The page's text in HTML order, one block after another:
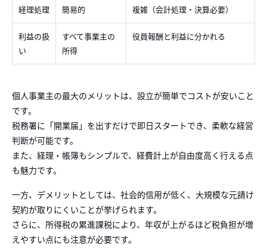
経理処理 簡易的 複雑（会計処理・決算必要）
利益の扱
い
すべて事業主の
所得
役員報酬と利益に分かれる
個人事業主の最大のメリットは、設立が簡単でコストが安いこと
です。
税務署に「開業届」を出すだけで即日スタートでき、柔軟な経営
判断が可能です。
また、経理・帳簿もシンプルで、経費計上が自由度高く行える点
も魅力です。
一方、デメリットとしては、社会的信用が低く、大規模な元請け
契約が取りにくいことが挙げられます。
さらに、所得税の累進課税により、年収が上がるほど税負担が増
えやすい点にも注意が必要です。